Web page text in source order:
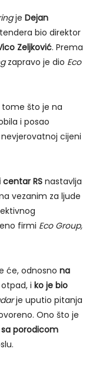
je Dejan
bio direktor
Zeljković. Prema
zapravo je dio Eco
što je na
i posao
cijeni
centar RS nastavlja
vezanim za ljude
firmi Eco Group,
će, odnosno na
i ko je bio
je uputio pitanja
Ono što je
porodicom